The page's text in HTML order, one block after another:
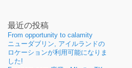
最近の投稿
From opportunity to calamity
ニューダブリン, アイルランドの
ロケーションが利用可能になりま
した!